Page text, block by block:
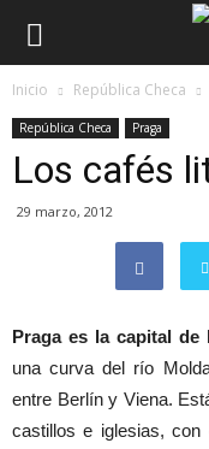
Viajar
por
Inicio República Checa
República Checa Praga
Los cafés
29 marzo, 2012
Praga es la capital de
una curva del río
entre Berlín y Viena.
castillos e iglesias,